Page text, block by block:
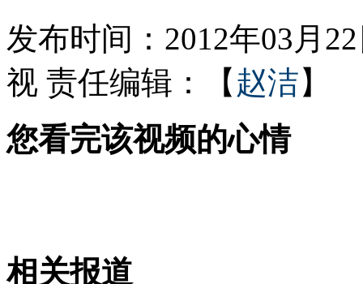
男子吸毒后驾驶 高速路上连撞9车
孩子模仿"小飞侠"跳楼
发布时间：2012年03月
视 责任编辑：【 赵洁】
您看完该视频的心情
相关报道